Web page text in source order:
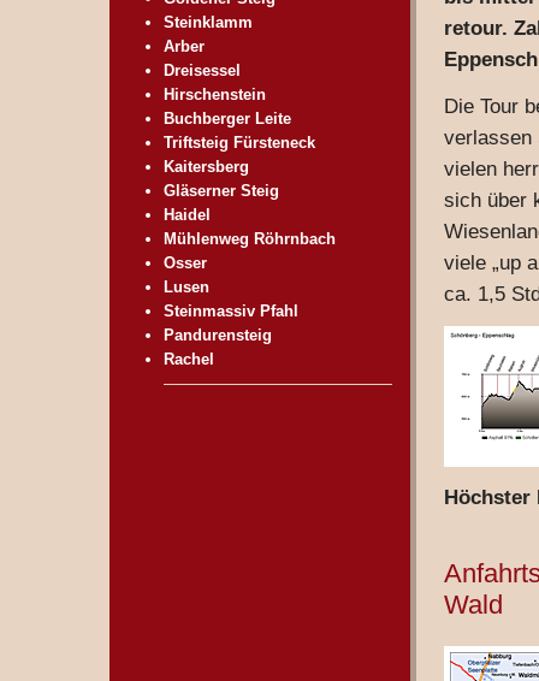
Steinklamm
Arber
Dreisessel
Hirschenstein
Buchberger Leite
Triftsteig Fürsteneck
Kaitersberg
Gläserner Steig
Haidel
Mühlenweg Röhrnbach
Osser
Lusen
Steinmassiv Pfahl
Pandurensteig
Rachel
retour.
Die Tour
verlassen
vielen
sich über
viele „up
ca. 1,5
Höchster
Wald